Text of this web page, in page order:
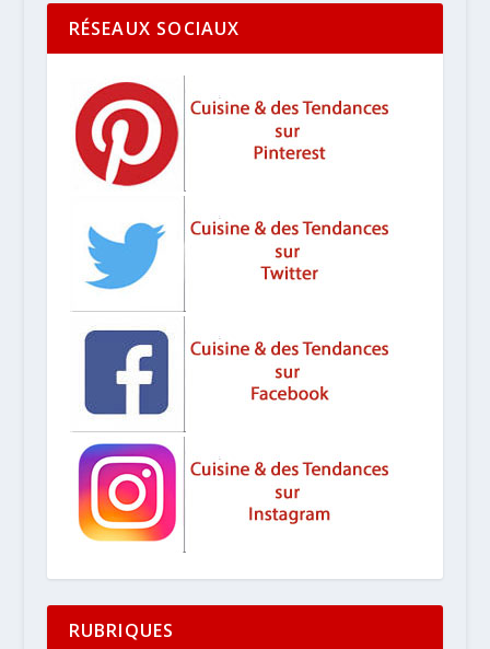
RÉSEAUX SOCIAUX
RUBRIQUES